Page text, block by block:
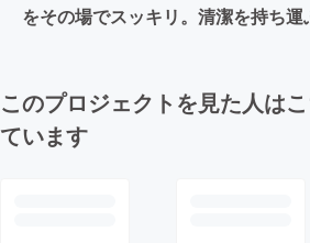
をその場でスッキリ。清潔を持ち運
このプロジェクトを見た人は
ています